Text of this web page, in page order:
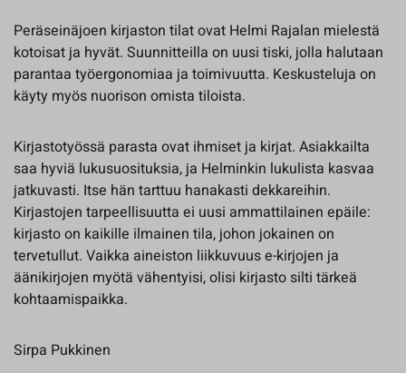
Peräseinäjoen kirjaston tilat ovat Helmi Rajalan mielestä
kotoisat ja hyvät. Suunnitteilla on uusi tiski, jolla halutaan
parantaa työergonomiaa ja toimivuutta. Keskusteluja on
käyty myös nuorison omista tiloista.
Kirjastotyössä parasta ovat ihmiset ja kirjat. Asiakkailta
saa hyviä lukusuosituksia, ja Helminkin lukulista kasvaa
jatkuvasti. Itse hän tarttuu hanakasti dekkareihin.
Kirjastojen tarpeellisuutta ei uusi ammattilainen epäile:
kirjasto on kaikille ilmainen tila, johon jokainen on
tervetullut. Vaikka aineiston liikkuvuus e-kirjojen ja
äänikirjojen myötä vähentyisi, olisi kirjasto silti tärkeä
kohtaamispaikka.
Sirpa Pukkinen